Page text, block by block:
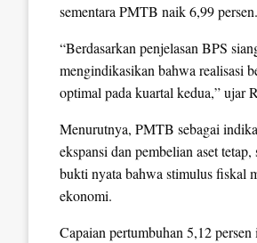
sementara PMTB naik 6,99 persen.
“Berdasarkan penjelasan BPS
mengindikasikan bahwa realisasi
optimal pada kuartal kedua,” ujar
Menurutnya, PMTB sebagai
ekspansi dan pembelian aset
bukti nyata bahwa stimulus fiskal
ekonomi.
Capaian pertumbuhan 5,12